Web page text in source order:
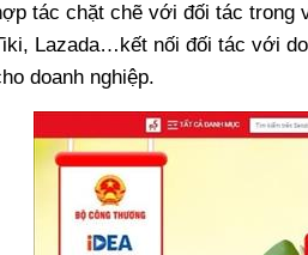
tác chặt chẽ với đối tác trong
Lazada…kết nối đối tác với
doanh nghiệp.